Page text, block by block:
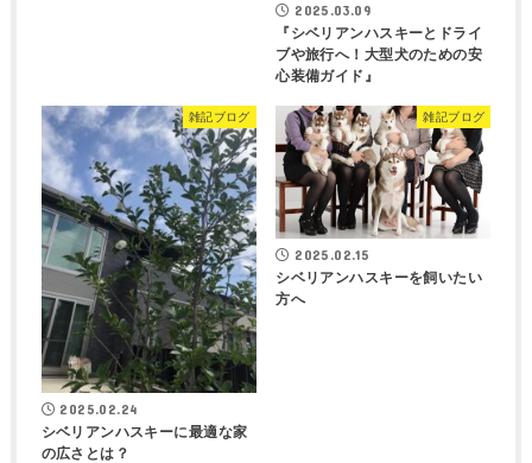
2025.03.09
『シベリアンハスキーとドライ
ブや旅行へ！大型犬のための安
心装備ガイド』
雑記ブログ
2025.02.24
シベリアンハスキーに最適な家
の広さとは？
雑記ブログ
2025.02.15
シベリアンハスキーを飼いたい
方へ